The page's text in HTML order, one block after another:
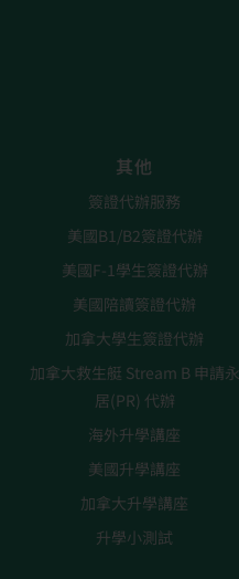
其他
簽證代辦服務
美國B1/B2簽證代辦
美國F-1學生簽證代辦
美國陪讀簽證代辦
加拿大學生簽證代辦
加拿大救生艇 Stream B 申請永
居(PR) 代辦
海外升學講座
美國升學講座
加拿大升學講座
升學小測試